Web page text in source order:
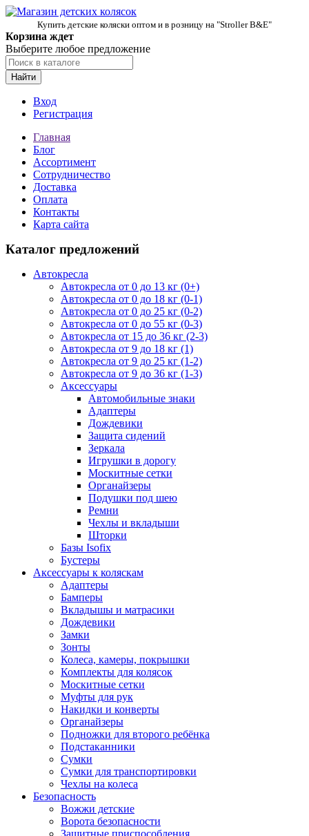
Купить детские коляски оптом и в розницу на "Stroller B&E"
Корзина ждет
Выберите любое предложение
Найти
Вход
Регистрация
Главная
Блог
Ассортимент
Сотрудничество
Доставка
Оплата
Контакты
Карта сайта
Каталог предложений
Автокресла
Автокресла от 0 до 13 кг (0+)
Автокресла от 0 до 18 кг (0-1)
Автокресла от 0 до 25 кг (0-2)
Автокресла от 0 до 55 кг (0-3)
Автокресла от 15 до 36 кг (2-3)
Автокресла от 9 до 18 кг (1)
Автокресла от 9 до 25 кг (1-2)
Автокресла от 9 до 36 кг (1-3)
Аксессуары
Автомобильные знаки
Адаптеры
Дождевики
Защита сидений
Зеркала
Игрушки в дорогу
Москитные сетки
Органайзеры
Подушки под шею
Ремни
Чехлы и вкладыши
Шторки
Базы Isofix
Бустеры
Аксессуары к коляскам
Адаптеры
Бамперы
Вкладышы и матрасики
Дождевики
Замки
Зонты
Колеса, камеры, покрышки
Комплекты для колясок
Москитные сетки
Муфты для рук
Накидки и конверты
Органайзеры
Подножки для второго ребёнка
Подстаканники
Сумки
Сумки для транспортировки
Чехлы на колеса
Безопасность
Вожжи детские
Ворота безопасности
Защитные приспособления